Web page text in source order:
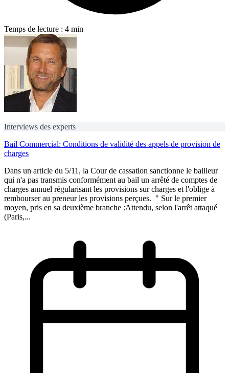
Temps de lecture : 4 min
Interviews des experts
Bail Commercial: Conditions de validité des appels de provision de
charges
Dans un article du 5/11, la Cour de cassation sanctionne le bailleur
qui n'a pas transmis conformément au bail un arrêté de comptes de
charges annuel régularisant les provisions sur charges et l'oblige à
rembourser au preneur les provisions perçues. " Sur le premier
moyen, pris en sa deuxième branche :Attendu, selon l'arrêt attaqué
(Paris,...